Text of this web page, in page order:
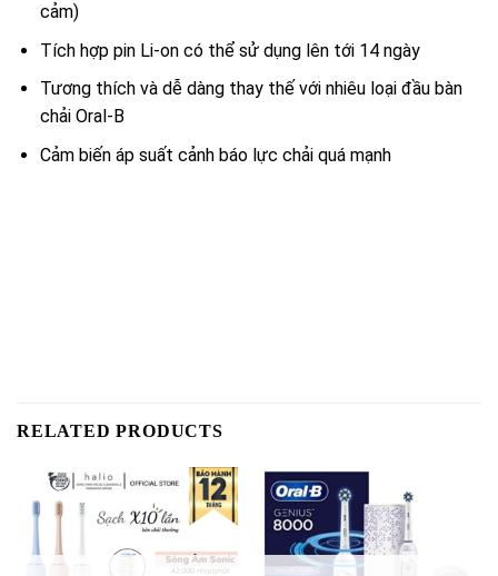
cảm)
Tích hợp pin Li-on có thể sử dụng lên tới 14 ngày
Tương thích và dễ dàng thay thế với nhiêu loại đầu bàn
chải Oral-B
Cảm biến áp suất cảnh báo lực chải quá mạnh
RELATED PRODUCTS